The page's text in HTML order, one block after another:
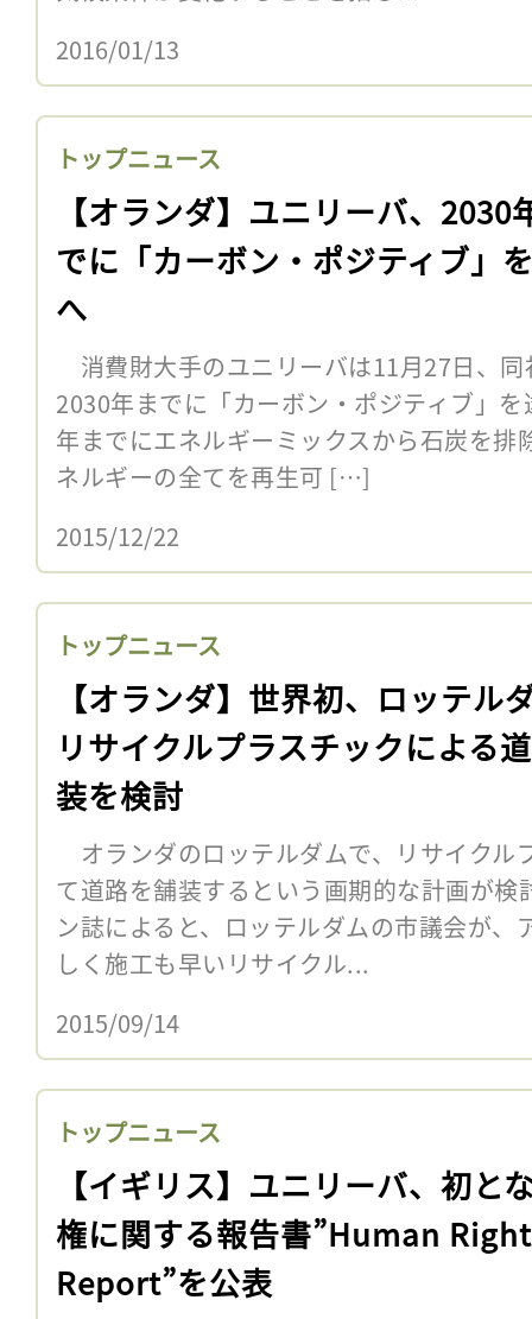
2016/01/13
トップニュース
【オランダ】ユニリーバ、2030
でに「カーボン・ポジティブ」
へ
消費財大手のユニリーバは11月27日、
2030年までに「カーボン・ポジティブ」
年までにエネルギーミックスから石炭を排
ネルギーの全てを再生可 […]
2015/12/22
トップニュース
【オランダ】世界初、ロッテル
リサイクルプラスチックによる
装を検討
オランダのロッテルダムで、リサイクル
て道路を舗装するという画期的な計画が検
ン誌によると、ロッテルダムの市議会が、
しく施工も早いリサイクル...
2015/09/14
トップニュース
【イギリス】ユニリーバ、初と
権に関する報告書”Human
Report”を公表